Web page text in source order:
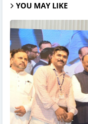
YOU MAY LIKE